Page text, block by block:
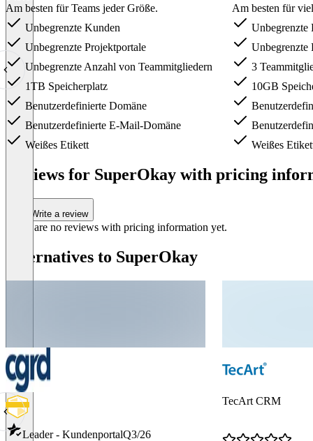
Am besten für Teams jeder Größe.
Unbegrenzte Kunden
Unbegrenzte Projektportale
Unbegrenzte Anzahl von Teammitgliedern
1TB Speicherplatz
Benutzerdefinierte Domäne
Benutzerdefinierte E-Mail-Domäne
Weißes Etikett
Am besten für
Unbegrenzte
Unbegrenzte
3
10GB
Weißes
Reviews for SuperOkay with pricing
Write a review
There are no reviews with pricing information yet.
Alternatives to SuperOkay
Leader - KundenportalQ3/26
TecArt CRM